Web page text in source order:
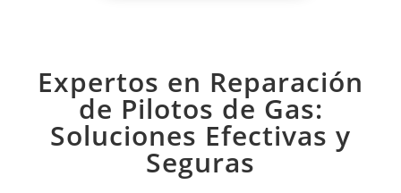
Expertos en Reparación
de Pilotos de Gas:
Soluciones Efectivas y
Seguras